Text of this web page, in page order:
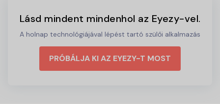
Lásd mindent mindenhol az Eyezy-vel.
A holnap technológiájával lépést tartó szülői alkalmazás
PRÓBÁLJA KI AZ EYEZY-T MOST